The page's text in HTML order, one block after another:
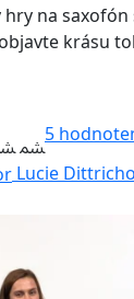
hry na
krásu
5
Lucie